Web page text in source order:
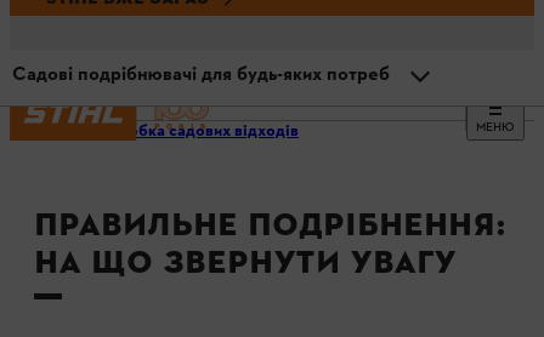
МЕНЮ
Переробка садових відходів
ПРАВИЛЬНЕ ПОДРІБНЕННЯ:
НА ЩО ЗВЕРНУТИ УВАГУ
Садові подрібнювачі для будь-яких потреб
Переробляйте садові відходи за допомогою
подрібнення
Що можна подрібнювати?